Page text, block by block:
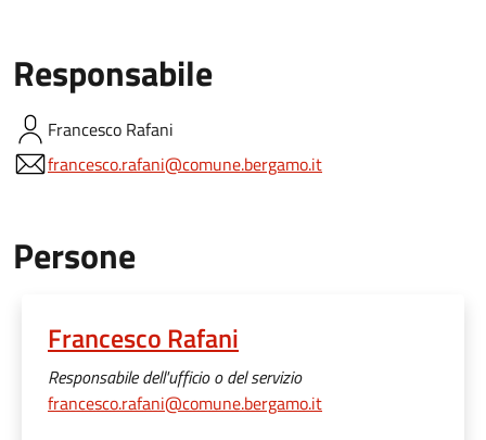
Responsabile
Francesco Rafani
francesco.rafani@comune.bergamo.it
Persone
Francesco Rafani
Responsabile dell'ufficio o del servizio
francesco.rafani@comune.bergamo.it